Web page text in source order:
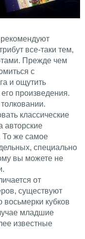
все-таки тем,
Прежде чем
с
и ощутить
произведения.
классические
авторские
То же самое
специально
вы можете не
от
существуют
кубков
младшие
известные